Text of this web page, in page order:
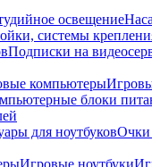
освещение
системы
Подписки на
компьютеры
блоки
для ноутбуковОчки
Игровые ноутбуки